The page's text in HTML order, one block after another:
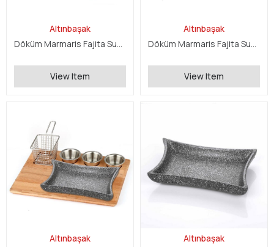
Altınbaşak
Döküm Marmaris Fajita Sunum Seti
View Item
Altınbaşak
Döküm Marmaris Fajita Sunum Seti
View Item
Altınbaşak
Altınbaşak